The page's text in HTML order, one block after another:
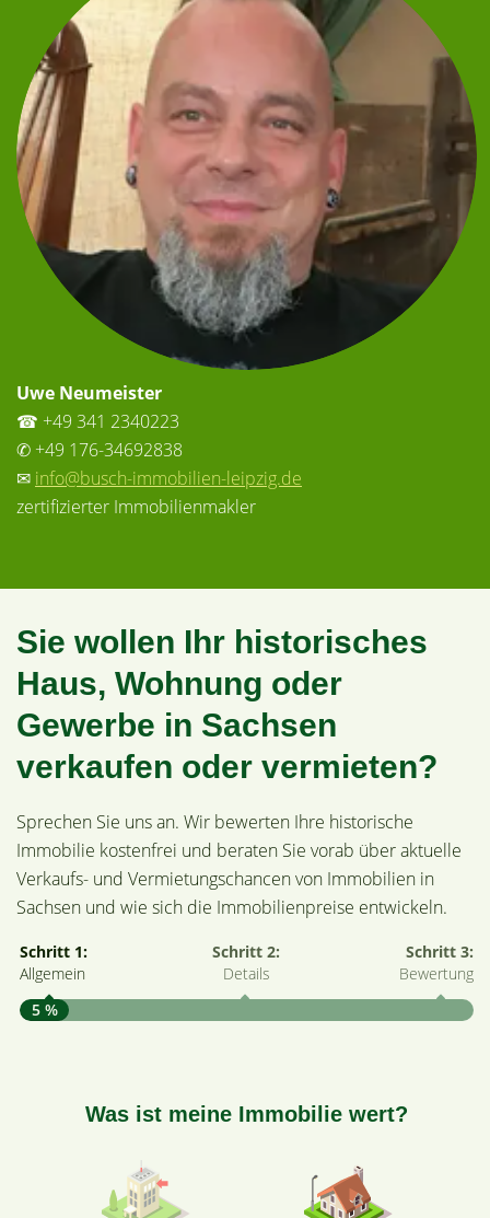
Uwe Neumeister
☎ +49 341 2340223
✆ +49 176-34692838
✉ info@busch-immobilien-leipzig.de
zertifizierter Immobilienmakler
Sie wollen Ihr historisches
Haus, Wohnung oder
Gewerbe in Sachsen
verkaufen oder vermieten?
Sprechen Sie uns an. Wir bewerten Ihre historische
Immobilie kostenfrei und beraten Sie vorab über aktuelle
Verkaufs- und Vermietungschancen von Immobilien in
Sachsen und wie sich die Immobilienpreise entwickeln.
Schritt 1:
Allgemein
Schritt 2:
Details
Schritt 3:
Bewertung
5 %
Was ist meine Immobilie wert?